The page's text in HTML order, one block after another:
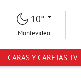
10°
Montevideo
CARAS Y CARETAS TV